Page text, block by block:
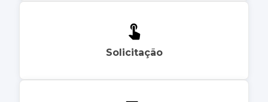
Solicitação